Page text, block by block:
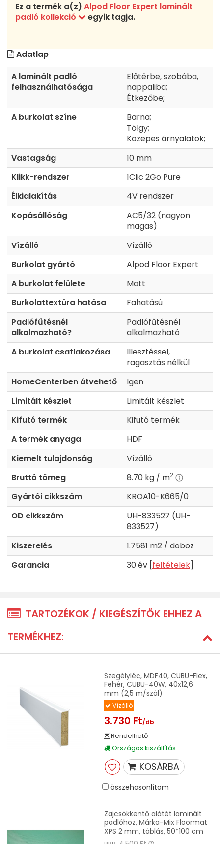
Ez a termék a(z) Alpod Floor Expert laminált
padló kollekció
egyik tagja.
Adatlap
A laminált padló
felhasználhatósága
Előtérbe, szobába,
nappaliba;
Étkezőbe;
A burkolat színe
Barna;
Tölgy;
Közepes árnyalatok;
Vastagság
10 mm
Klikk-rendszer
1Clic 2Go Pure
Élkialakítás
4V rendszer
Kopásállóság
AC5/32 (nagyon
magas)
Vízálló
Vízálló
Burkolat gyártó
Alpod Floor Expert
A burkolat felülete
Matt
Burkolattextúra hatása
Fahatású
Padlófűtésnél
alkalmazható?
Padlófűtésnél
alkalmazható
A burkolat csatlakozása
Illesztéssel,
ragasztás nélkül
HomeCenterben átvehető
Igen
Limitált készlet
Limitált készlet
Kifutó termék
Kifutó termék
A termék anyaga
HDF
Kiemelt tulajdonság
Vízálló
Bruttó tömeg
8.70 kg / m2
Gyártói cikkszám
KROA10-K665/0
OD cikkszám
UH-833527 (UH-
833527)
Kiszerelés
1.7581 m2 / doboz
Garancia
30 év [feltételek]
TARTOZÉKOK / KIEGÉSZÍTŐK EHHEZ A
TERMÉKHEZ:
Szegélyléc, MDF40, CUBU-Flex,
Fehér, CUBU-40W, 40x12,6
mm (2,5 m/szál)
Vízálló
3.730 Ft/db
Rendelhető
Országos kiszállítás
KOSÁRBA
összehasonlítom
Zajcsökkentő alátét laminált
padlóhoz, Márka-Mix Floormat
XPS 2 mm, táblás, 50*100 cm